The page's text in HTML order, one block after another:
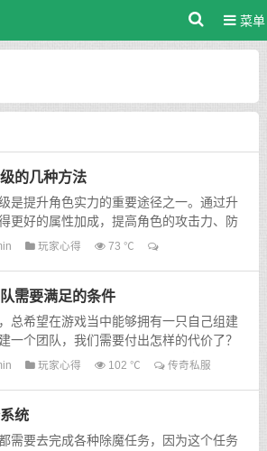
菜单
的几种方法
是提升角色实力的重要途径之一。通过升
更好的属性加成，提高角色的攻击力、防
介绍几种常见的装备升级方法。...
玩家心得 73 ℃
需要满足的条件
总希望在游戏当中能够拥有一只自己组建
一个团队，我们需要付出怎样的代价了？
些细节了，今天我就简单的为大家讲...
玩家心得 102 ℃ 传奇私服
统
需要去完成各种除魔任务，因为这个任务